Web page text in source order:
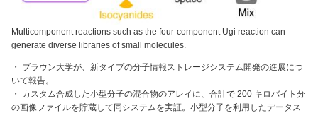
Multicomponent reactions such as the four-component Ugi reaction can
generate diverse libraries of small molecules.
・ ブラウン大学が、新タイプの分子情報ストレージシステム開発の進展につ
いて報告。
・ カスタム合成した小型分子の混合物のアレイに、合計で 200 キロバイト分
の画像ファイルを貯蔵して同システムを実証。小型分子を利用したデータス